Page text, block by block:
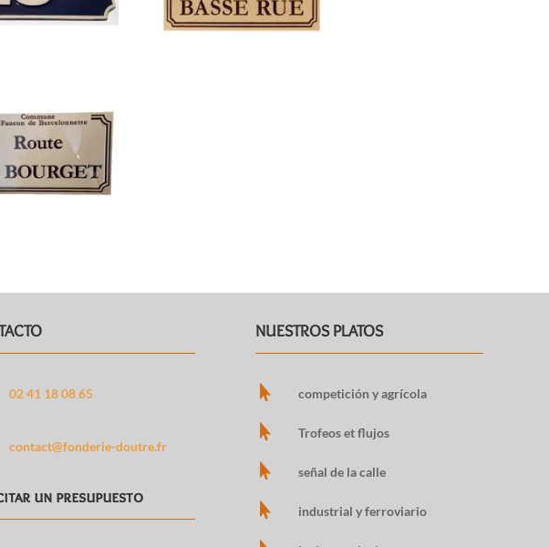
02 41 18 08 65
contact@fonderie-doutre.fr
un presupuesto
NUESTROS PLATOS
 competición y agrícola
 Trofeos et flujos
 señal de la calle
 industrial y ferroviario